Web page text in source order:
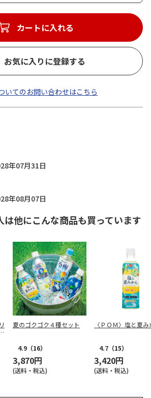
カートに入れる
お気に入りに登録する
いてのお問い合わせはこちら
年07月31日
年08月07日
は他にこんな商品も買っています
夏のゴクゴク４種セット
4.9 （16）
3,870円
(送料・税込)
〈ＰＯＭ〉塩と夏
4.7 （15）
3,420円
(送料・税込)